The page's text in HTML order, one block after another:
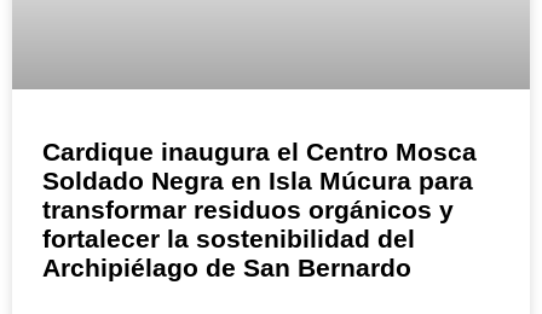
Cardique inaugura el Centro Mosca
Soldado Negra en Isla Múcura para
transformar residuos orgánicos y
fortalecer la sostenibilidad del
Archipiélago de San Bernardo